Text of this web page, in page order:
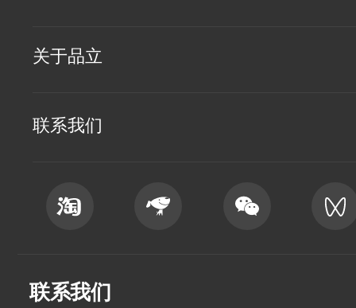
关于品立
联系我们
联系我们